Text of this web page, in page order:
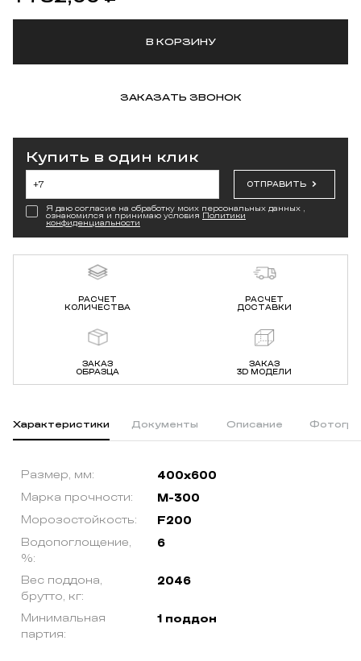
В КОРЗИНУ
ЗАКАЗАТЬ ЗВОНОК
Купить в один клик
ОТПРАВИТЬ
Я даю согласие на обработку моих персональных данных ,
ознакомился и принимаю условия Политики
конфиденциальности
РАСЧЕТ
КОЛИЧЕСТВА
РАСЧЕТ
ДОСТАВКИ
ЗАКАЗ
ОБРАЗЦА
ЗАКАЗ
3D МОДЕЛИ
Характеристики Документы Описание
Размер, мм: 400x600
Марка прочности: М-300
Морозостойкость: F200
Водопоглощение,
%:
6
Вес поддона,
брутто, кг:
2046
Минимальная
партия:
1 поддон